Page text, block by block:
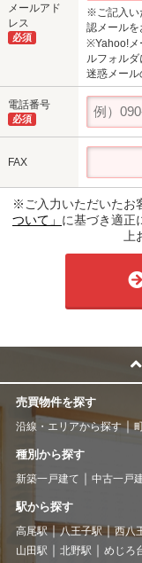
メールアド
レス
必須
※ご記入い
認メールを
※Yahoo!メ
ルフォルダ
迷惑メール
電話番号
必須
FAX
※ご入力いただいたお
ついて」 に基づき適正
売買物件を探す
沿線・エリアから探す
種別から探す
新築一戸建て 中古一戸
駅から探す
高尾駅 八王子駅 西八
山田駅
北野駅 めじろ